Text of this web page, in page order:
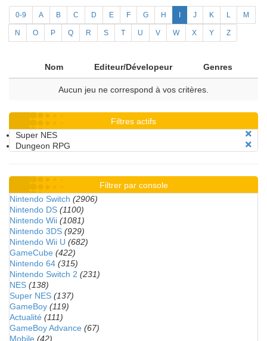
0-9 A B C D E F G H J K L M
N O P Q R S T U V W X Y Z
Nom Editeur/Dévelopeur Genres
Aucun jeu ne correspond à vos critères.
Filtres actifs
Super NES
Dungeon RPG
Filtrer par console
Nintendo Switch (2906)
Nintendo DS (1100)
Nintendo Wii (1081)
Nintendo 3DS (929)
Nintendo Wii U (682)
GameCube (422)
Nintendo 64 (315)
Nintendo Switch 2 (231)
NES (138)
Super NES (137)
GameBoy (119)
Actualité (111)
GameBoy Advance (67)
Mobile (42)